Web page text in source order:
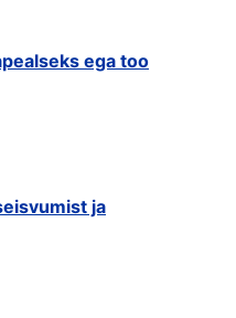
ega too
ja